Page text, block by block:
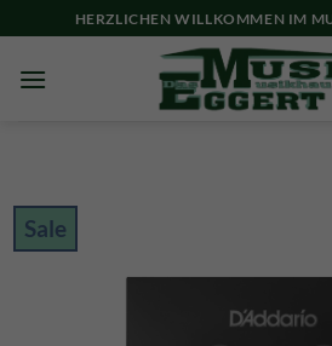
to
content
HERZLICHEN WILLKOMMEN IM
Sale